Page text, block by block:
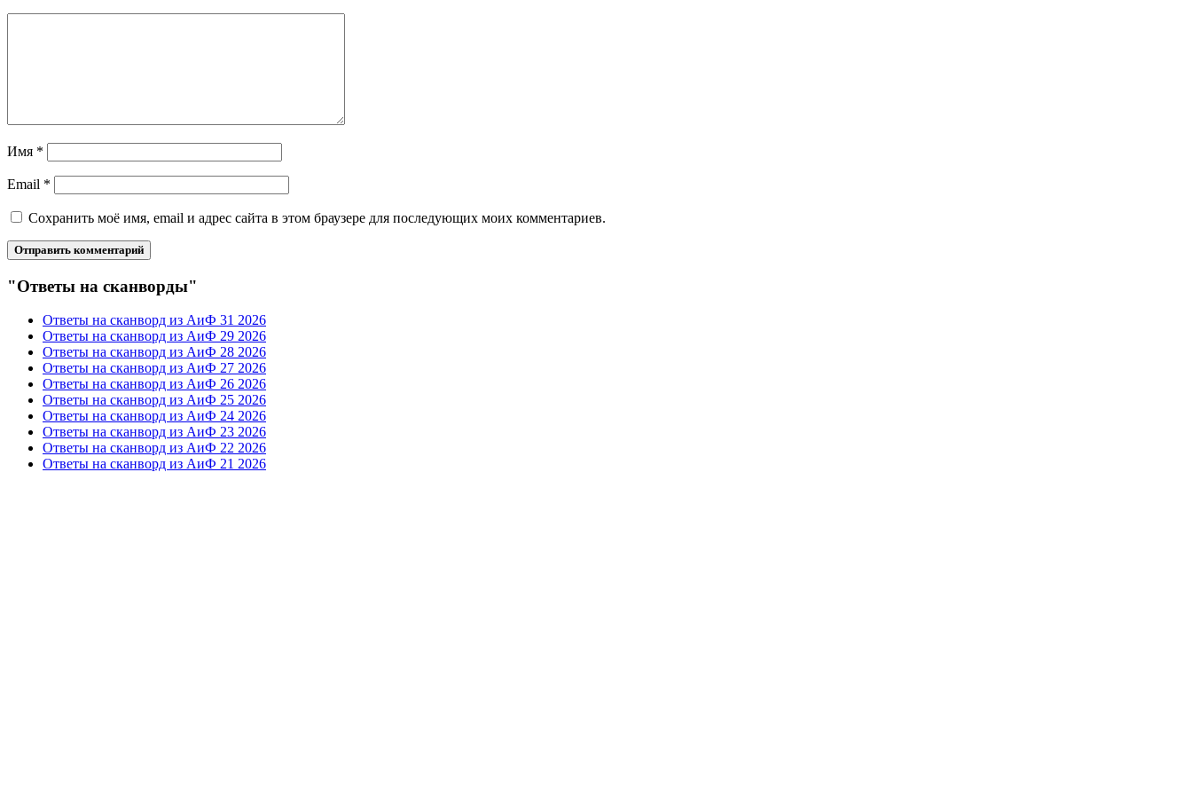
Имя *
Email *
Сохранить моё имя, email и адрес сайта в этом браузере для последующих моих комментариев.
"Ответы на сканворды"
Ответы на сканворд из АиФ 31 2026
Ответы на сканворд из АиФ 29 2026
Ответы на сканворд из АиФ 28 2026
Ответы на сканворд из АиФ 27 2026
Ответы на сканворд из АиФ 26 2026
Ответы на сканворд из АиФ 25 2026
Ответы на сканворд из АиФ 24 2026
Ответы на сканворд из АиФ 23 2026
Ответы на сканворд из АиФ 22 2026
Ответы на сканворд из АиФ 21 2026